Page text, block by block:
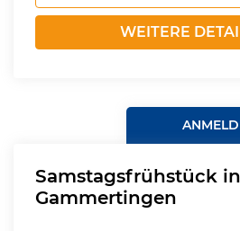
WEITERE
Samstagsfrühstück in
Gammertingen